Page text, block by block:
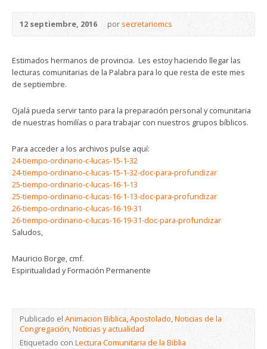
12 septiembre, 2016 por secretariomcs
Estimados hermanos de provincia. Les estoy haciendo llegar las
lecturas comunitarias de la Palabra para lo que resta de este mes
de septiembre.
Ojalá pueda servir tanto para la preparación personal y comunitaria
de nuestras homilías o para trabajar con nuestros grupos bíblicos.
Para acceder a los archivos pulse aquí:
24-tiempo-ordinario-c-lucas-15-1-32
24-tiempo-ordinario-c-lucas-15-1-32-doc-para-profundizar
25-tiempo-ordinario-c-lucas-16-1-13
25-tiempo-ordinario-c-lucas-16-1-13-doc-para-profundizar
26-tiempo-ordinario-c-lucas-16-19-31
26-tiempo-ordinario-c-lucas-16-19-31-doc-para-profundizar
Saludos,
Mauricio Borge, cmf.
Espiritualidad y Formación Permanente
Publicado el Animacion Biblica,Apostolado,Noticias de la
Congregación,Noticias y actualidad
Etiquetado conLectura Comunitaria de la Biblia